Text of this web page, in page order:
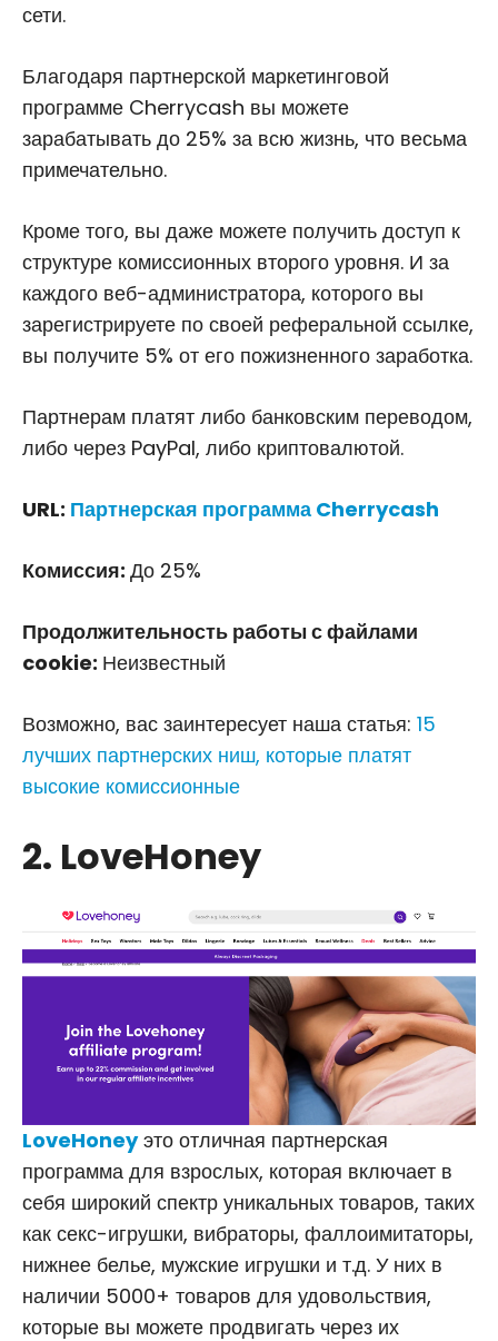
сети.
Благодаря партнерской маркетинговой
программе Cherrycash вы можете
зарабатывать до 25% за всю жизнь, что весьма
примечательно.
Кроме того, вы даже можете получить доступ к
структуре комиссионных второго уровня. И за
каждого веб-администратора, которого вы
зарегистрируете по своей реферальной ссылке,
вы получите 5% от его пожизненного заработка.
Партнерам платят либо банковским переводом,
либо через PayPal, либо криптовалютой.
URL: Партнерская программа Cherrycash
Комиссия: До 25%
Продолжительность работы с файлами
cookie: Неизвестный
Возможно, вас заинтересует наша статья: 15
лучших партнерских ниш, которые платят
высокие комиссионные
2. LoveHoney
LoveHoneyэто отличная партнерская
программа для взрослых, которая включает в
себя широкий спектр уникальных товаров, таких
как секс-игрушки, вибраторы, фаллоимитаторы,
нижнее белье, мужские игрушки и т.д. У них в
наличии 5000+ товаров для удовольствия,
которые вы можете продвигать через их